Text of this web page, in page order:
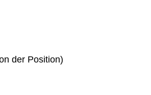
der Position)